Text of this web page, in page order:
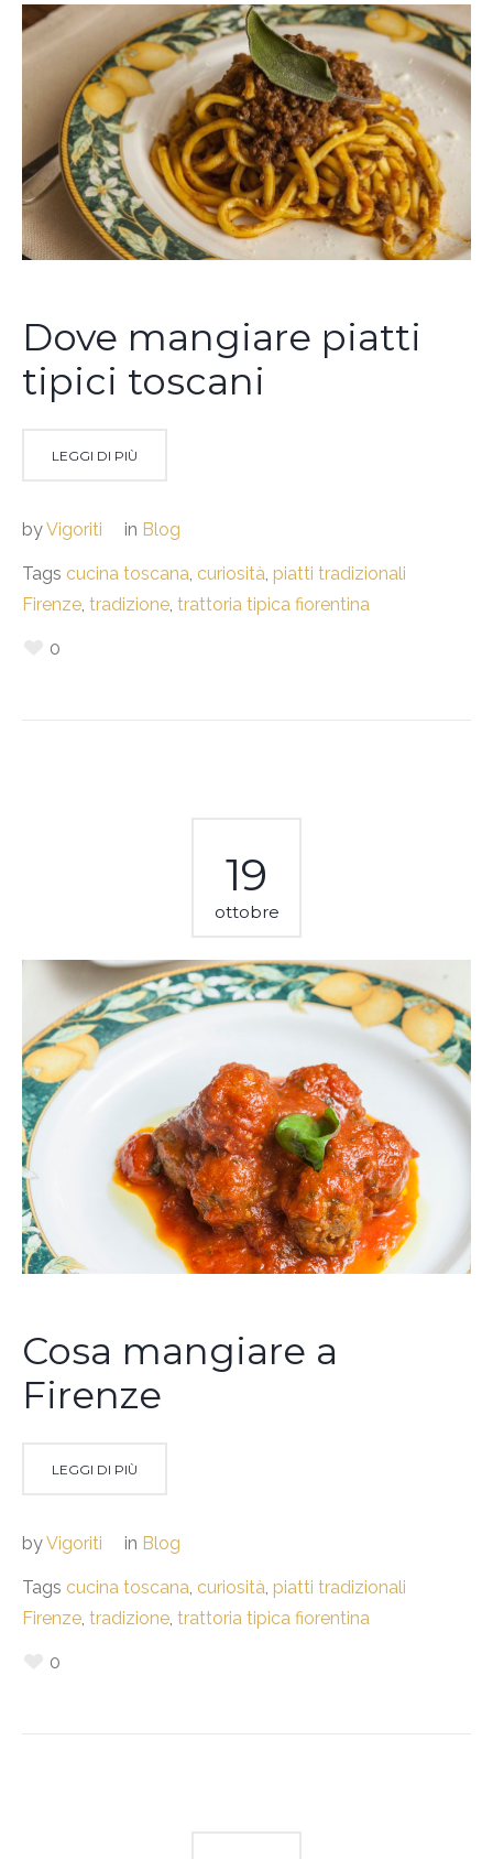
Dove mangiare piatti
tipici toscani
LEGGI DI PIÙ
byVigoriti in Blog
Tags cucina toscana curiosità piatti tradizionali
Firenze tradizione trattoria tipica fiorentina
0
19
ottobre
Cosa mangiare a
Firenze
LEGGI DI PIÙ
byVigoriti in Blog
Tags cucina toscana curiosità piatti tradizionali
Firenze tradizione trattoria tipica fiorentina
0